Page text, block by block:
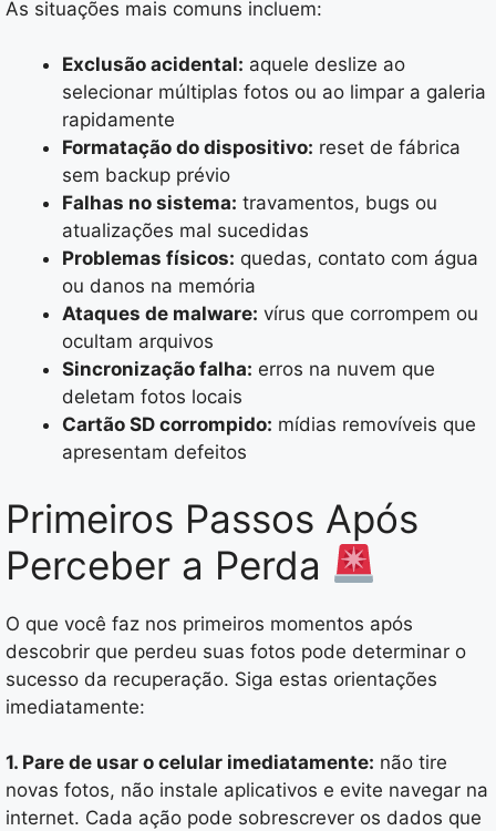
As situações mais comuns incluem:
Exclusão acidental: aquele deslize ao
selecionar múltiplas fotos ou ao limpar a galeria
rapidamente
Formatação do dispositivo: reset de fábrica
sem backup prévio
Falhas no sistema: travamentos, bugs ou
atualizações mal sucedidas
Problemas físicos: quedas, contato com água
ou danos na memória
Ataques de malware: vírus que corrompem ou
ocultam arquivos
Sincronização falha: erros na nuvem que
deletam fotos locais
Cartão SD corrompido: mídias removíveis que
apresentam defeitos
Primeiros Passos Após
Perceber a Perda
O que você faz nos primeiros momentos após
descobrir que perdeu suas fotos pode determinar o
sucesso da recuperação. Siga estas orientações
imediatamente:
1. Pare de usar o celular imediatamente: não tire
novas fotos, não instale aplicativos e evite navegar na
internet. Cada ação pode sobrescrever os dados que